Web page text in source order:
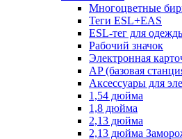
Многоцветные
Теги ESL+EAS
ESL-тег для
Рабочий значок
Электронная
AP (базовая
Аксессуары для
1,54 дюйма
1,8 дюйма
2,13 дюйма
2,13 дюйма